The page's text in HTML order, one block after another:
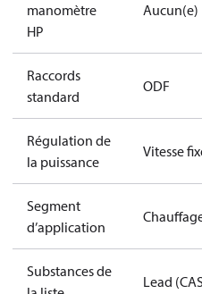
manomètre
HP
Aucun(e)
Raccords
standard
ODF
Régulation de
la puissance
Vitesse
Segment
d’application
Substances de
Lead